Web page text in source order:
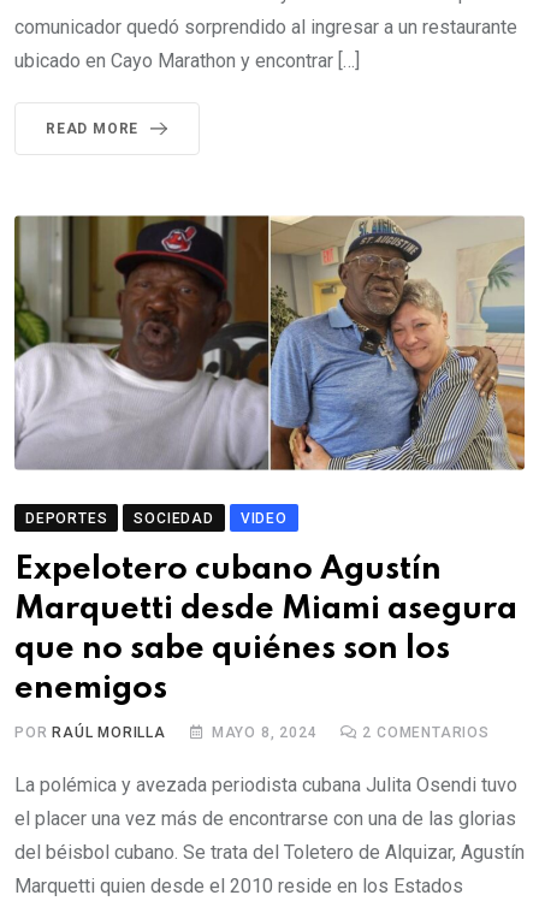
comunicador quedó sorprendido al ingresar a un restaurante
ubicado en Cayo Marathon y encontrar […]
READ MORE
DEPORTES SOCIEDAD VIDEO
Expelotero cubano Agustín
Marquetti desde Miami asegura
que no sabe quiénes son los
enemigos
POR RAÚL MORILLA MAYO 8, 2024 2 COMENTARIOS
La polémica y avezada periodista cubana Julita Osendi tuvo
el placer una vez más de encontrarse con una de las glorias
del béisbol cubano. Se trata del Toletero de Alquizar, Agustín
Marquetti quien desde el 2010 reside en los Estados